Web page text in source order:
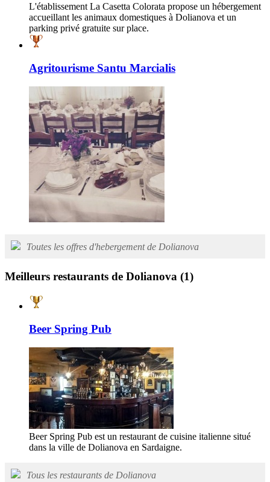
L'établissement La Casetta Colorata propose un hébergement
accueillant les animaux domestiques à Dolianova et un
parking privé gratuite sur place.
Agritourisme Santu Marcialis
Toutes les offres d'hebergement de Dolianova
Meilleurs restaurants de Dolianova (1)
Beer Spring Pub
Beer Spring Pub est un restaurant de cuisine italienne situé
dans la ville de Dolianova en Sardaigne.
Tous les restaurants de Dolianova